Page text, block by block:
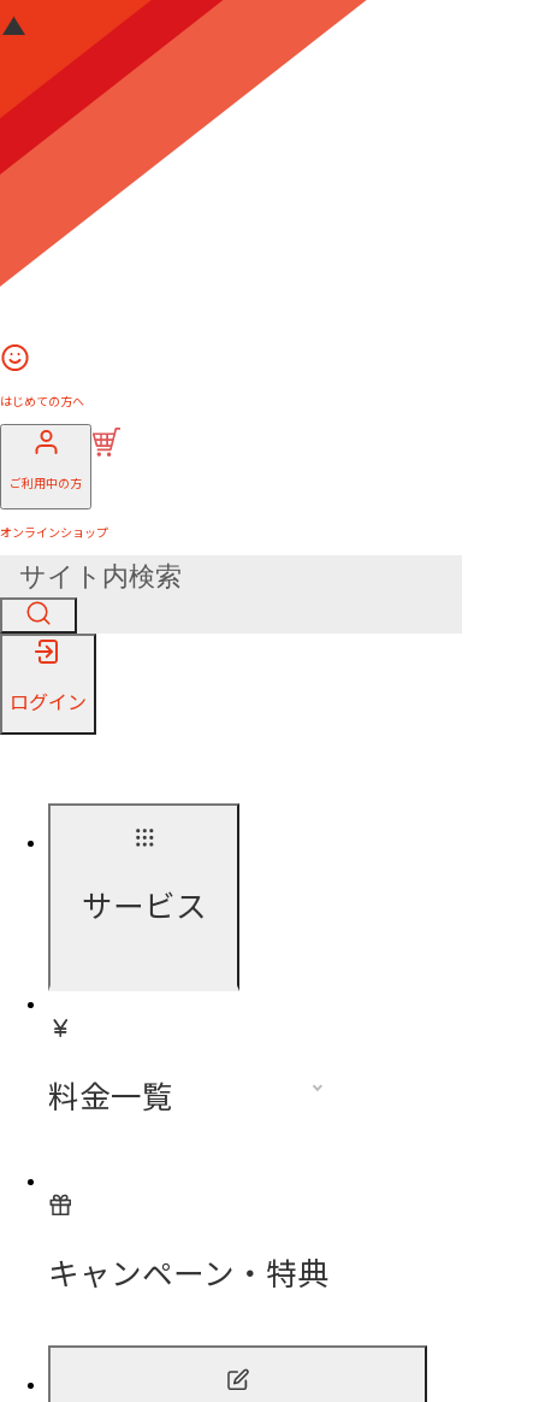
はじめての方へ
ご利用中の方
オンラインショップ
ログイン
サービス
料金一覧
キャンペーン・特典